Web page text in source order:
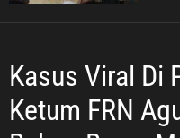
Kasus Viral Di
Ketum FRN